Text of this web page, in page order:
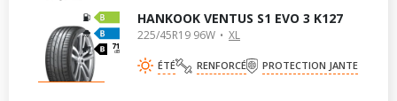
71
dB
HANKOOK VENTUS S1 EVO 3 K127
225/45R19 96W XL
ÉTÉ RENFORCÉ PROTECTION JANTE